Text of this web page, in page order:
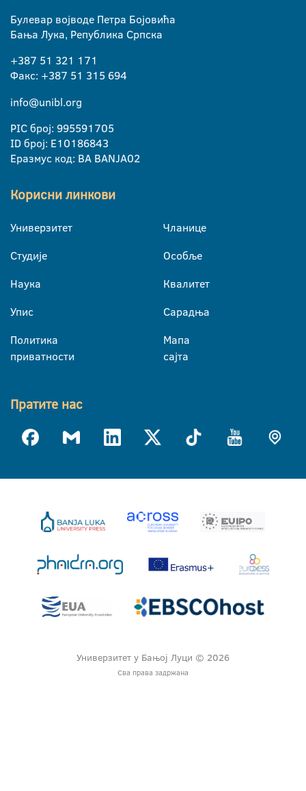
Булевар војводе Петра Бојовића
Бања Лука, Република Српска
+387 51 321 171
Факс: +387 51 315 694
info@unibl.org
PIC број: 995591705
ID број: E10186843
Еразмус код: BA BANJA02
Корисни линкови
Универзитет
Студије
Наука
Упис
Политика
приватности
Чланице
Особље
Квалитет
Сарадња
Мапа
сајта
Пратите нас
Универзитет у Бањој Луци © 2026
Сва права задржана